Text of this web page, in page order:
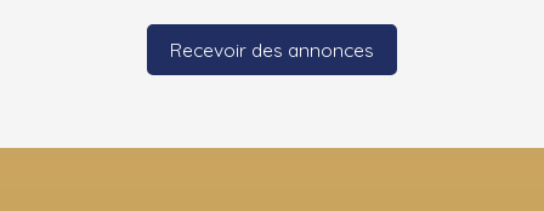
Recevoir des annonces